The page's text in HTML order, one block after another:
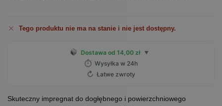
Tego produktu nie ma na stanie i nie jest dostępny.
Dostawa od 14,00 zł ▼
⏱ Wysyłka w 24h
↻ Łatwe zwroty
Skuteczny impregnat do dogłębnego i powierzchniowego